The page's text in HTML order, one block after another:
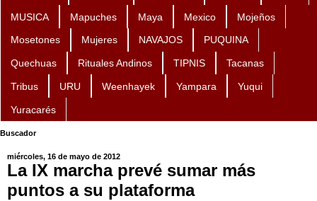
MUSICA Mapuches Maya Mexico Mojeños
Mosetones Mujeres NAVAJOS PUQUINA
Quechuas Rituales Andinos TIPNIS Tacanas
Tribus URU Weenhayek Yampara Yuqui
Yuracarés
Buscador
miércoles, 16 de mayo de 2012
La IX marcha prevé sumar más
puntos a su plataforma